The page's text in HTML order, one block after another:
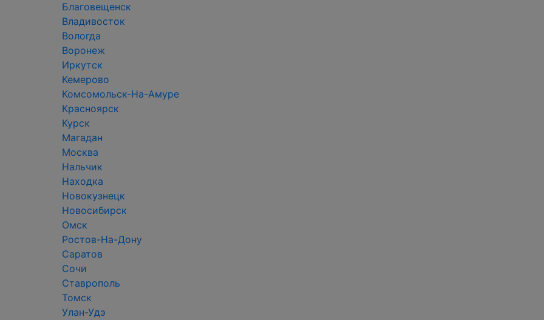
Благовещенск
Владивосток
Вологда
Воронеж
Иркутск
Кемерово
Комсомольск-На-Амуре
Красноярск
Курск
Магадан
Москва
Нальчик
Находка
Новокузнецк
Новосибирск
Омск
Ростов-На-Дону
Саратов
Сочи
Ставрополь
Томск
Улан-Удэ